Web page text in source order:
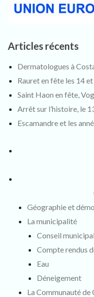
Articles récents
Dermatologues à
Rauret en fête les 14
Saint Haon en fête,
Arrêt sur l’histoire, le
Escamandre et les
Géographie et
La municipalité
Conseil municipal
Compte rendus
Eau
Déneigement
La Communauté de